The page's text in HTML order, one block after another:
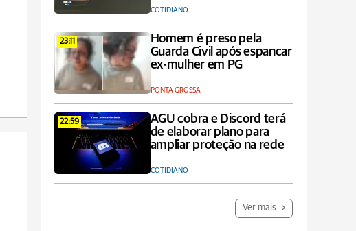
COTIDIANO
23:11
Homem é preso pela
Guarda Civil após espancar
ex-mulher em PG
PONTA GROSSA
22:59
AGU cobra e Discord terá
de elaborar plano para
ampliar proteção na rede
COTIDIANO
Ver mais